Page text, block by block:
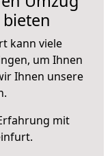
kann viele
um Ihnen
Ihnen unsere
mit
.